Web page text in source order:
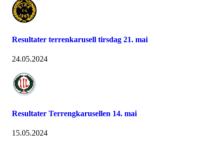
Resultater terrenkarusell tirsdag 21. mai
24.05.2024
Resultater Terrengkarusellen 14. mai
15.05.2024